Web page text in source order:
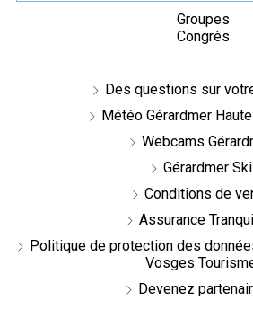
Groupes
Congrès
Des questions sur
Météo Gérardmer
Webcams
Gérardmer Ski
Conditions de
Assurance
Politique de protection des
Vosges
Devenez